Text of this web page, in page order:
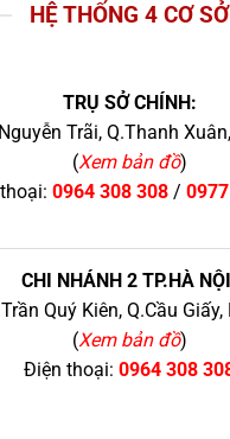
HỆ THỐNG 4 CƠ SỞ
TRỤ SỞ CHÍNH:
Trãi, Q.Thanh
(Xem bản đồ)
0964 308 308/
CHI NHÁNH 2 TP.HÀ
Quý Kiên, Q.Cầu Giấy,
(Xem bản đồ)
Điện thoại: 0964 308